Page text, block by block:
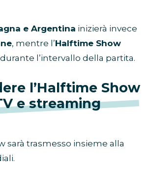
e Argentina inizierà invece
, mentre l’Halftime Show
l’intervallo della partita.
l’Halftime Show
e streaming
sarà trasmesso insieme alla